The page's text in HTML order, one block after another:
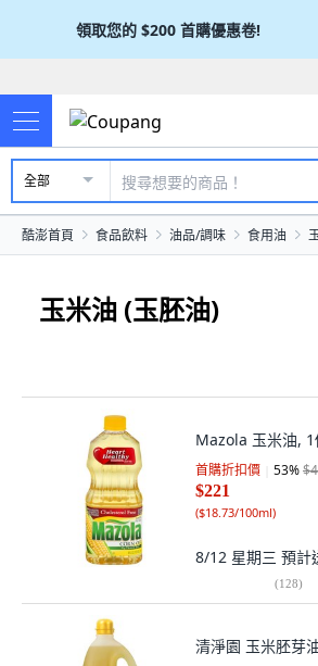
領取您的 $200 首購優惠卷!
全部
酷澎首頁 食品飲料 油品/調味 食用油
玉米油 (玉胚油)
Mazola 玉米油,
首購折扣價 53%
$221
($18.73/100ml)
8/12 星期三 預計
(128)
清淨園 玉米胚芽